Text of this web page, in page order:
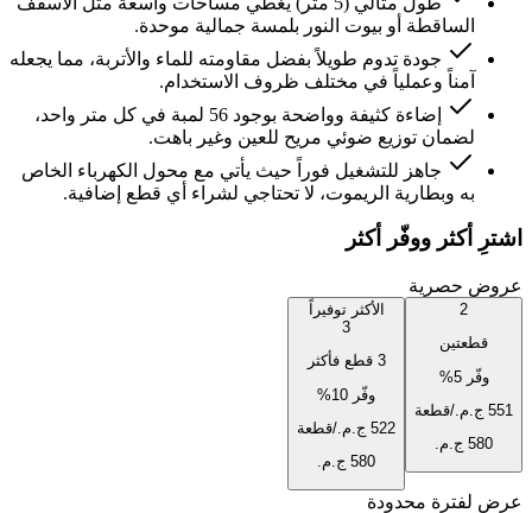
الساقطة أو بيوت النور بلمسة جمالية موحدة.
جودة تدوم طويلاً بفضل مقاومته للماء والأتربة، مما يجعله
آمناً وعملياً في مختلف ظروف الاستخدام.
إضاءة كثيفة وواضحة بوجود 56 لمبة في كل متر واحد،
لضمان توزيع ضوئي مريح للعين وغير باهت.
جاهز للتشغيل فوراً حيث يأتي مع محول الكهرباء الخاص
به وبطارية الريموت، لا تحتاجي لشراء أي قطع إضافية.
اشترِ أكثر ووفّر أكثر
عروض حصرية
2
قطعتين
وفّر5
%
/قطعة
الأكثر توفيراً
3
3 قطع فأكثر
وفّر 10
%
/قطعة
عرض لفترة محدودة